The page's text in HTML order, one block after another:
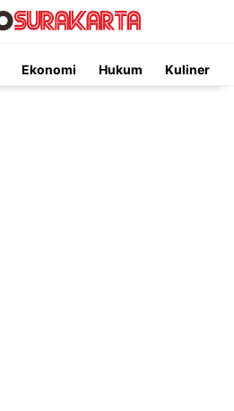
Ekonomi Hukum Kuliner